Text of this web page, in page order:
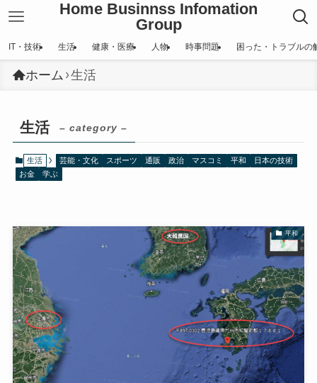
Home Businnss Infomation
Group
IT・技術 生活 健康・医療 人物 時事問題 困った・トラブルの
ホーム 生活
生活 – category –
生活 芸能・文化 スポーツ 通販 政治 マスコミ 平和
日本の技術
お金
学ぶ
平和